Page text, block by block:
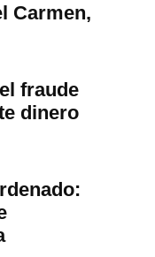
Carmen,
fraude
dinero